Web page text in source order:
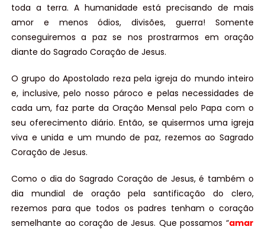
toda a terra. A humanidade está precisando de mais
amor e menos ódios, divisões, guerra! Somente
conseguiremos a paz se nos prostrarmos em oração
diante do Sagrado Coração de Jesus.
O grupo do Apostolado reza pela igreja do mundo inteiro
e, inclusive, pelo nosso pároco e pelas necessidades de
cada um, faz parte da Oração Mensal pelo Papa com o
seu oferecimento diário. Então, se quisermos uma igreja
viva e unida e um mundo de paz, rezemos ao Sagrado
Coração de Jesus.
Como o dia do Sagrado Coração de Jesus, é também o
dia mundial de oração pela santificação do clero,
rezemos para que todos os padres tenham o coração
semelhante ao coração de Jesus. Que possamos “amar